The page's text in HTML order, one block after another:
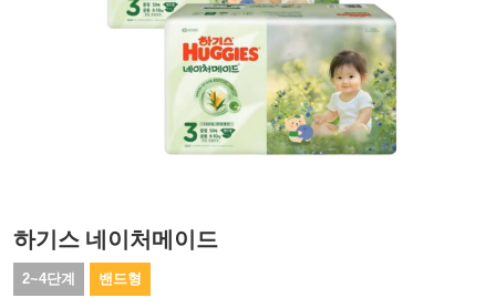
하기스 네이처메이드
2~4단계 밴드형